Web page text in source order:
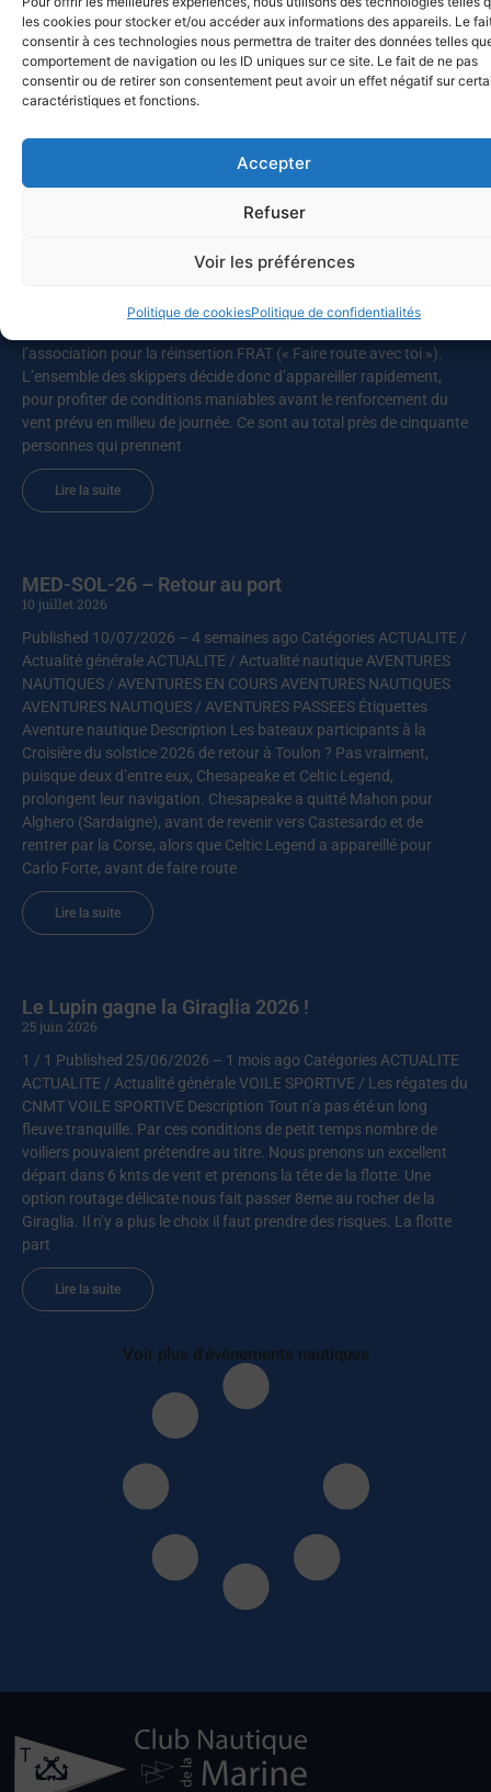
les cookies pour stocker et/ou accéder aux informations des appareils. Le
consentir à ces technologies nous permettra de traiter des données telles
comportement de navigation ou les ID uniques sur ce site. Le fait de ne pas
consentir ou de retirer son consentement peut avoir un effet négatif sur
caractéristiques et fonctions.
Accepter
Refuser
Voir les préférences
Politique de cookiesPolitique de confidentialités
Autres actualités
9 voiliers du Club Nautique de la Marine à Toulon
FRATernisent
ACTUALITE ACTUALITE / Actualité générale Description Comme
Elle semblait capricieuse en ce 1er juillet 2026, le mistral ayant
l’association pour la réinsertion FRAT (« Faire route avec toi »).
L’ensemble des skippers décide donc d’appareiller rapidement,
pour profiter de conditions maniables avant le renforcement du
vent prévu en milieu de journée. Ce sont au total près de cinquante
personnes qui prennent
Lire la suite
MED-SOL-26 – Retour au port
10 juillet 2026
Published 10/07/2026 – 4 semaines ago Catégories ACTUALITE /
Actualité générale ACTUALITE / Actualité nautique AVENTURES
NAUTIQUES / AVENTURES EN COURS AVENTURES NAUTIQUES
AVENTURES NAUTIQUES / AVENTURES PASSEES Étiquettes
Aventure nautique Description Les bateaux participants à la
Croisière du solstice 2026 de retour à Toulon ? Pas vraiment,
puisque deux d’entre eux, Chesapeake et Celtic Legend,
prolongent leur navigation. Chesapeake a quitté Mahon pour
Alghero (Sardaigne), avant de revenir vers Castesardo et de
rentrer par la Corse, alors que Celtic Legend a appareillé pour
Carlo Forte, avant de faire route
Lire la suite
Le Lupin gagne la Giraglia 2026 !
25 juin 2026
1 / 1 Published 25/06/2026 – 1 mois ago Catégories ACTUALITE
ACTUALITE / Actualité générale VOILE SPORTIVE / Les régates du
CNMT VOILE SPORTIVE Description Tout n’a pas été un long
fleuve tranquille. Par ces conditions de petit temps nombre de
voiliers pouvaient prétendre au titre. Nous prenons un excellent
départ dans 6 knts de vent et prenons la tête de la flotte. Une
option routage délicate nous fait passer 8eme au rocher de la
Giraglia. Il n’y a plus le choix il faut prendre des risques. La flotte
part
Lire la suite
Voir plus d'évènements nautiques